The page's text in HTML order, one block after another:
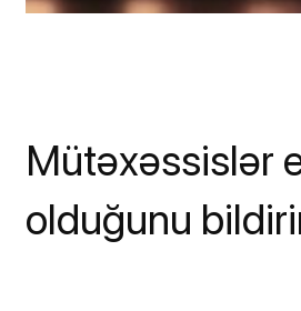
Mütəxəssislər
olduğunu